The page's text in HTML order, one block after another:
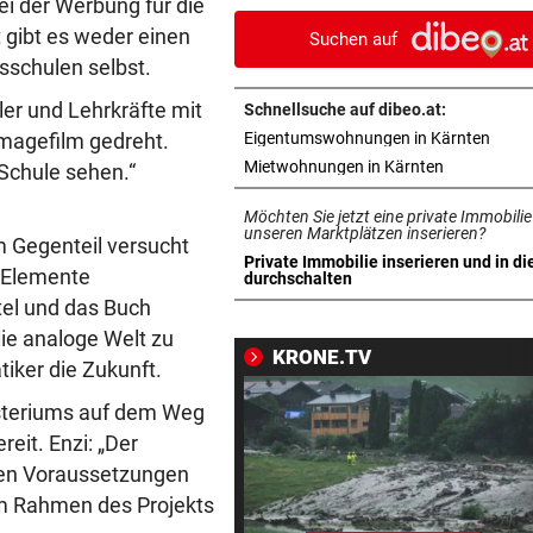
der Werbung für die
es weder einen
selbst.
und Lehrkräfte mit
gedreht.
sehen.“
Gegenteil versucht
und das Buch
analoge Welt zu
die Zukunft.
auf dem Weg
Enzi: „Der
Voraussetzungen
Rahmen des Projekts
entdeckt
DER SCHNEE GEHT AUS vor
Hitzewelle: Nächstes
Sommerskigebiet schließt
VON HOF VERSCHWUNDEN
Vermisstes Kätzchen-
wieder vereint
KLIMA UND KRAFTWERK
erhebt Vorwürfe
STRAFTÄTER RASTETE AUS vor
Bei Abschiebeversuch mit
Ansteckung gedroht
GAK-TRAINER BRENNT: vor
Suchen auf
Schnellsuche auf dibeo.at:
Eigentumswohnungen in Kärnten
Mietwohnungen in Kärnten
Möchten Sie jetzt eine private
unseren Marktplätzen inserieren?
Private Immobilie inserieren und in
durchschalten
in neuem Tab öffnen
KRONE.TV